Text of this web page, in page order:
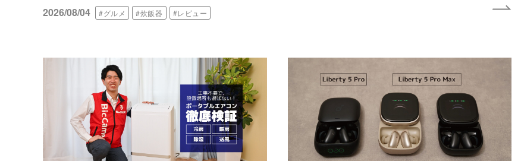
2026/08/04 #グルメ #炊飯器 #レビュー